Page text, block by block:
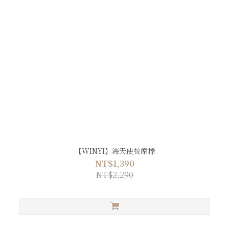
【WINYI】海天使按摩棒
NT$1,390
NT$2,290